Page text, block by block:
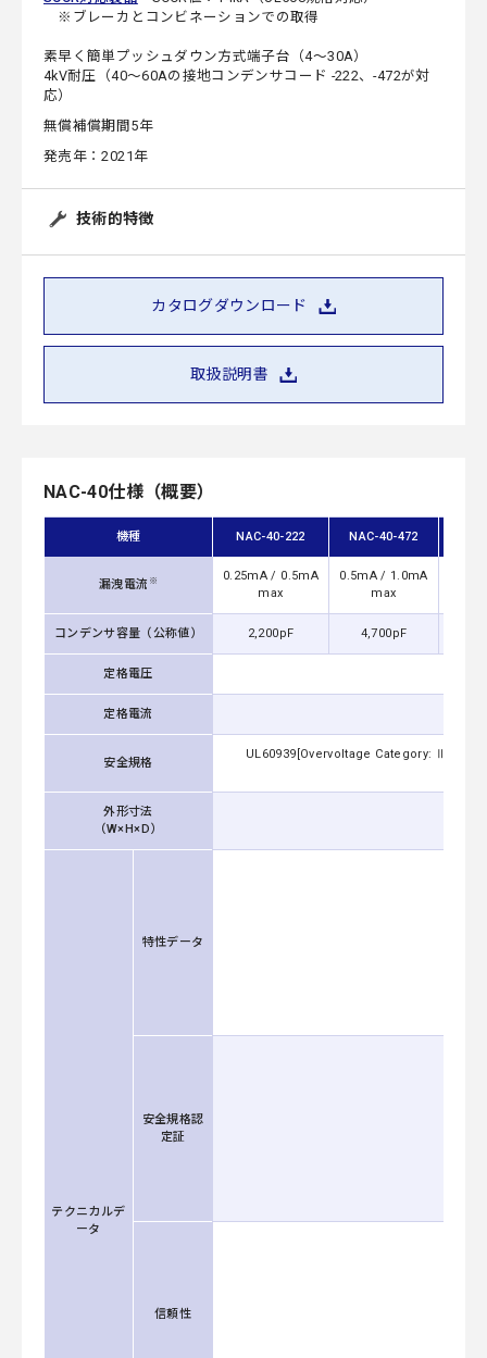
※ブレーカとコンビネーションでの取得
素早く簡単プッシュダウン方式端子台（4～30A）
4kV耐圧（40～60Aの接地コンデンサコード -222、-472が対
応）
無償補償期間5年
発売年：2021年
技術的特徴
カタログダウンロード
取扱説明書
NAC-40仕様（概要）
機種 NAC-40-222 NAC-40-472
漏洩電流 ※
0.25mA / 0.5mA
max
0.5mA / 1.0mA
max
コンデンサ容量（公称値） 2,200pF 4,700pF
定格電圧
定格電流
安全規格
UL60939[Overvoltage Category: Ⅲ
外形寸法
（W×H×D）
テクニカルデ
ータ
特性データ
安全規格認
定証
信頼性